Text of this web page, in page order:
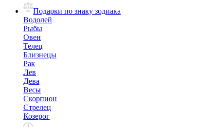
Подарки по знаку зодиака
Водолей
Рыбы
Овен
Телец
Близнецы
Рак
Лев
Дева
Весы
Скорпион
Стрелец
Козерог